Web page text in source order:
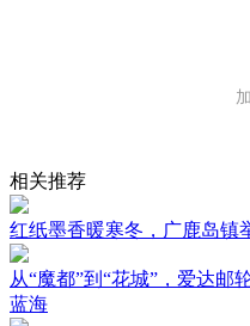
相关推荐
红纸墨香暖寒冬，广鹿岛镇
从“魔都”到“花城”，爱达邮
蓝海